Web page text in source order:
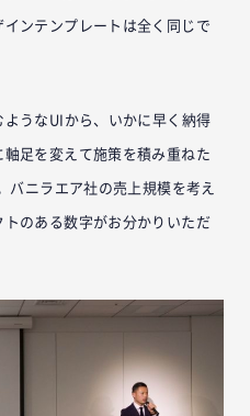
ンテンプレートは全く同じで
うなUIから、いかに早く納得
足を変えて施策を積み重ねた
バニラエア社の売上規模を考え
のある数字がお分かりいただ